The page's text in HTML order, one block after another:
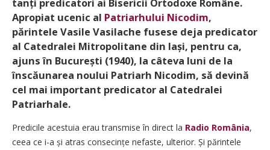
tanți predicatori ai Bisericii Orto­doxe Române.
Apropiat ucenic al Patriarhului Nicodim,
părintele Vasile Vasilache fusese deja predicator
al Catedralei Mitropolitane din Iași, pentru ca,
ajuns în București (1940), la câteva luni de la
înscăunarea noului Patriarh Nicodim, să devină
cel mai important predicator al Catedralei
Patriarhale.
Predicile acestuia erau transmise în direct la Radio România,
ceea ce i-a și atras consecințe nefaste, ulterior. Și părintele